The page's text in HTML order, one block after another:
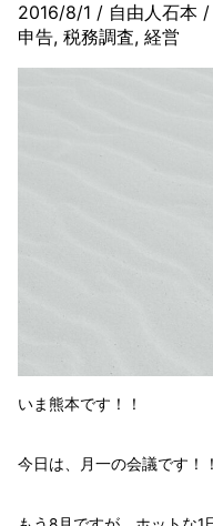
2016/8/1 / 自由人石本 /
申告, 税務調査, 経営
いま熊本です！！
今日は、 月一の会議です！！